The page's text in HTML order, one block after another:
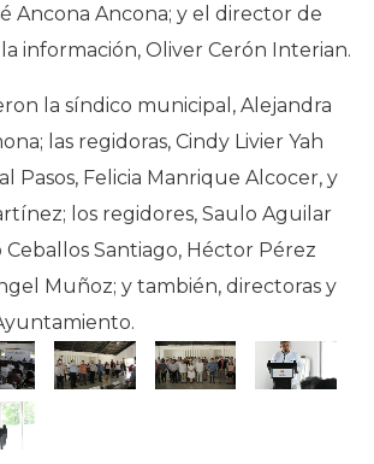
Ancona Ancona; y el director de
información, Oliver Cerón Interian.
la síndico municipal, Alejandra
las regidoras, Cindy Livier Yah
Pasos, Felicia Manrique Alcocer, y
los regidores, Saulo Aguilar
Santiago, Héctor Pérez
Muñoz; y también, directoras y